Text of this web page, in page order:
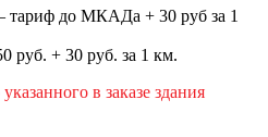
тариф до МКАДа + 30 руб за 1
руб. + 30 руб. за 1 км.
в заказе здания